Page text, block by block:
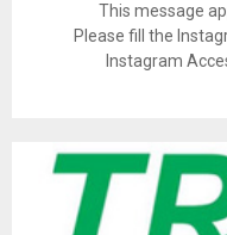
This message
Please fill the
Instagram